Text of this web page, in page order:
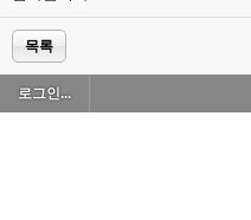
목록
로그인...